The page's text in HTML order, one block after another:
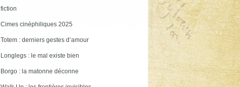
fiction
Cimes cinéphiliques 2025
Totem : derniers gestes d’amour
Longlegs : le mal existe bien
Borgo : la matonne déconne